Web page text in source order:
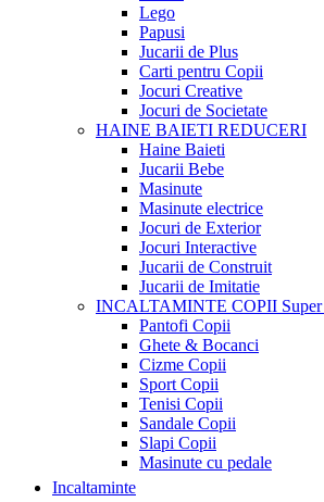
Lego
Papusi
Jucarii de Plus
Carti pentru Copii
Jocuri Creative
Jocuri de Societate
HAINE BAIETI REDUCERI
Haine Baieti
Jucarii Bebe
Masinute
Masinute electrice
Jocuri de Exterior
Jocuri Interactive
Jucarii de Construit
Jucarii de Imitatie
INCALTAMINTE COPII
Pantofi Copii
Ghete & Bocanci
Cizme Copii
Sport Copii
Tenisi Copii
Sandale Copii
Slapi Copii
Masinute cu pedale
Incaltaminte